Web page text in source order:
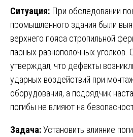
Ситуация: При обследовании
промышленного здания были
верхнего пояса стропильной
парных равнополочных уголков.
утверждал, что дефекты
ударных воздействий при
оборудования, а подрядчик
погибы не влияют на
Задача:Установить влияние